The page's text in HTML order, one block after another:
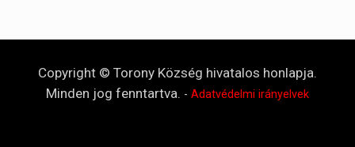
Copyright © Torony Község hivatalos honlapja.
Minden jog fenntartva. - Adatvédelmi irányelvek